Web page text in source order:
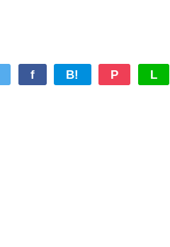
f B! P L